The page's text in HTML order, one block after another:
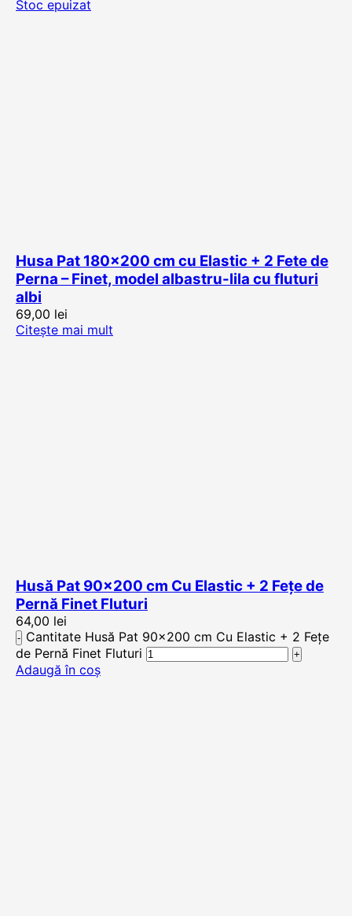
Stoc epuizat
Husa Pat 180×200 cm cu Elastic + 2 Fete de
Perna – Finet, model albastru-lila cu fluturi
albi
69,00 lei
Citește mai mult
Husă Pat 90×200 cm Cu Elastic + 2 Fețe de
Pernă Finet Fluturi
64,00 lei
Cantitate Husă Pat 90x200 cm Cu Elastic + 2 Fețe
de Pernă Finet Fluturi
Adaugă în coș